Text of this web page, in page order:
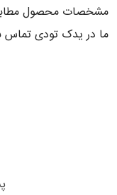
مشخصات محصول
ما در یدک تودی تماس